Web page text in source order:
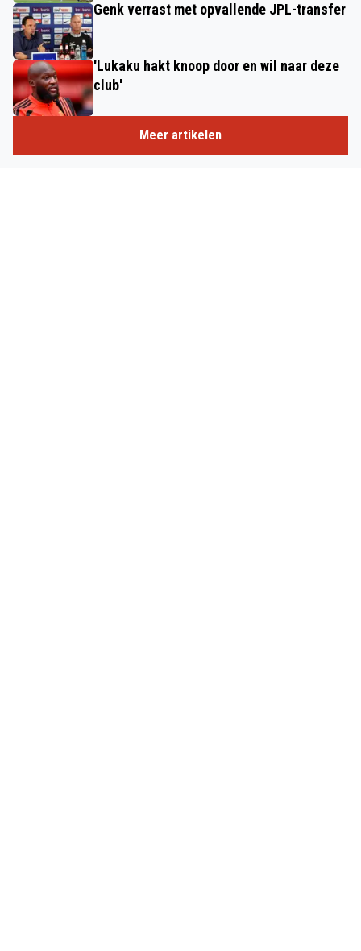
Genk verrast met opvallende JPL-transfer
'Lukaku hakt knoop door en wil naar deze
club'
Meer artikelen